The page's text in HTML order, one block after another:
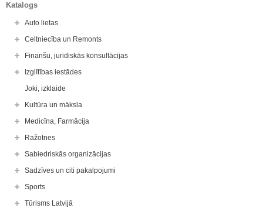
Katalogs
Auto lietas
Celtniecība un Remonts
Finanšu, juridiskās konsultācijas
Izglītības iestādes
Joki, izklaide
Kultūra un māksla
Medicīna, Farmācija
Ražotnes
Sabiedriskās organizācijas
Sadzīves un citi pakalpojumi
Sports
Tūrisms Latvijā